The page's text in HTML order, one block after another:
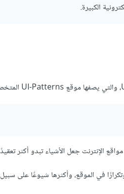
الكبيرة.
الإنترنت جعل الأشياء تبدو أكثر
في الموقع، وأكثرها شيوعًا على